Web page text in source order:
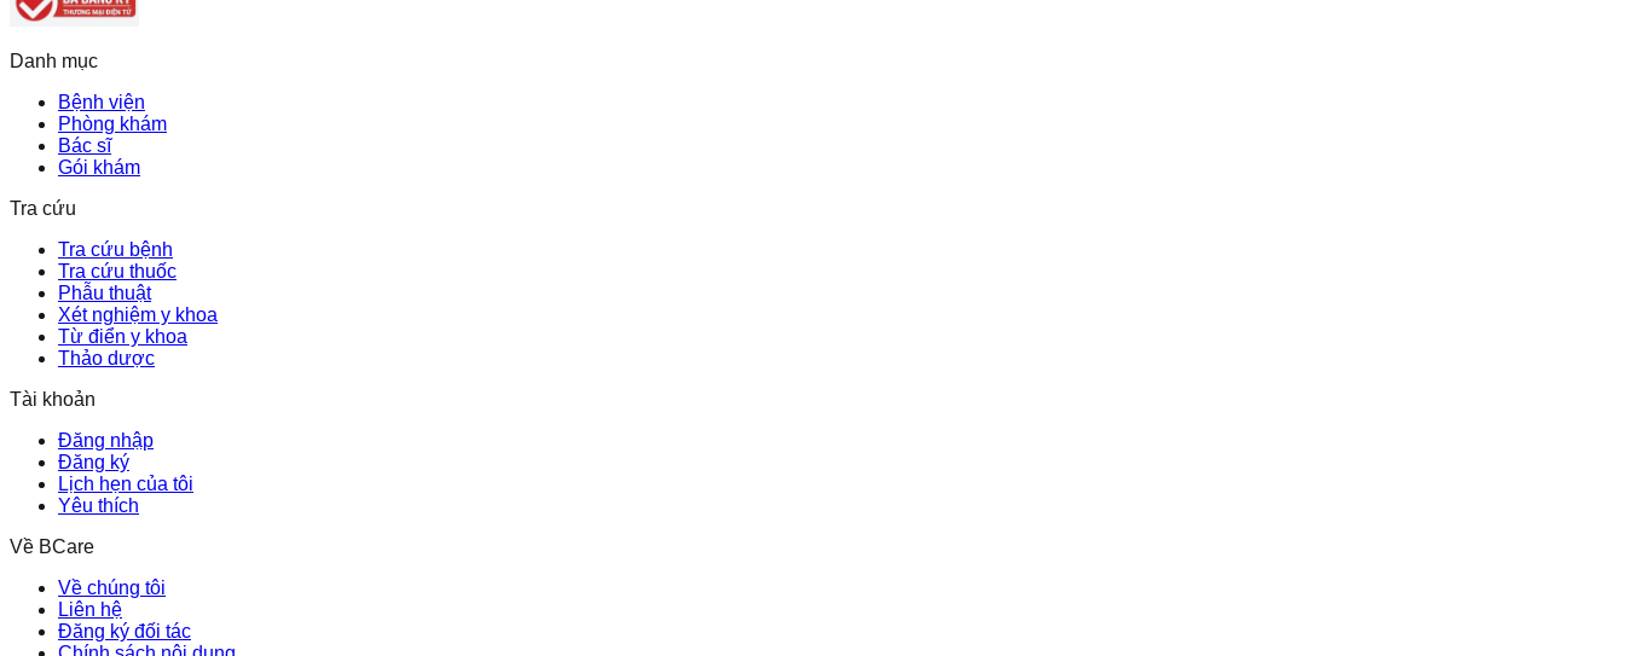
Danh mục
Bệnh viện
Phòng khám
Bác sĩ
Gói khám
Tra cứu
Tra cứu bệnh
Tra cứu thuốc
Phẫu thuật
Xét nghiệm y khoa
Từ điển y khoa
Thảo dược
Tài khoản
Đăng nhập
Đăng ký
Lịch hẹn của tôi
Yêu thích
Về BCare
Về chúng tôi
Liên hệ
Đăng ký đối tác